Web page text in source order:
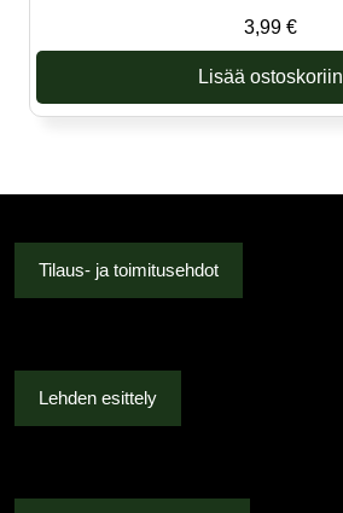
3,99 €
Lisää ostoskoriin
Tilaus- ja toimitusehdot
Lehden esittely